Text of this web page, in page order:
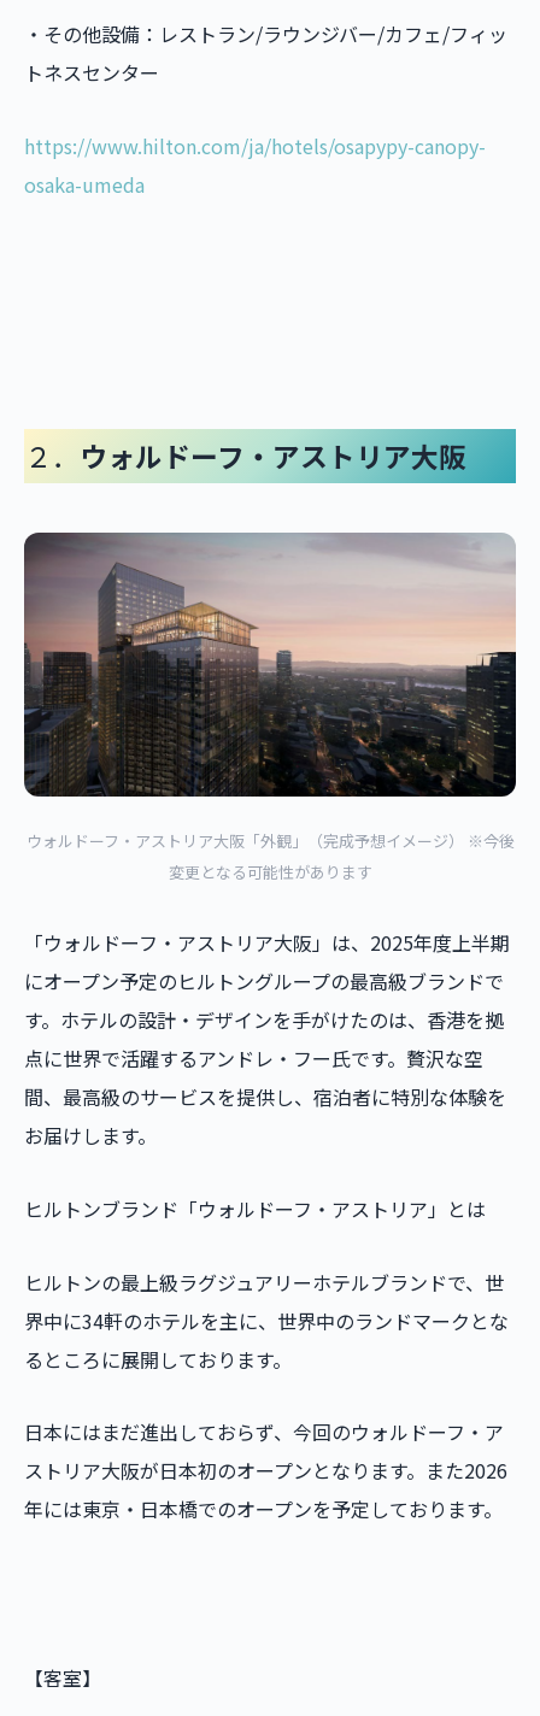
・その他設備：レストラン/ラウンジバー/カフェ/フィッ
トネスセンター
https://www.hilton.com/ja/hotels/osapypy-canopy-
osaka-umeda
２． ウォルドーフ・アストリア大阪
ウォルドーフ・アストリア大阪「外観」（完成予想イメージ） ※今後
変更となる可能性があります
「ウォルドーフ・アストリア大阪」は、2025年度上半期
にオープン予定のヒルトングループの最高級ブランドで
す。ホテルの設計・デザインを手がけたのは、香港を拠
点に世界で活躍するアンドレ・フー氏です。贅沢な空
間、最高級のサービスを提供し、宿泊者に特別な体験を
お届けします。
ヒルトンブランド「ウォルドーフ・アストリア」とは
ヒルトンの最上級ラグジュアリーホテルブランドで、世
界中に34軒のホテルを主に、世界中のランドマークとな
るところに展開しております。
日本にはまだ進出しておらず、今回のウォルドーフ・ア
ストリア大阪が日本初のオープンとなります。また2026
年には東京・日本橋でのオープンを予定しております。
【客室】